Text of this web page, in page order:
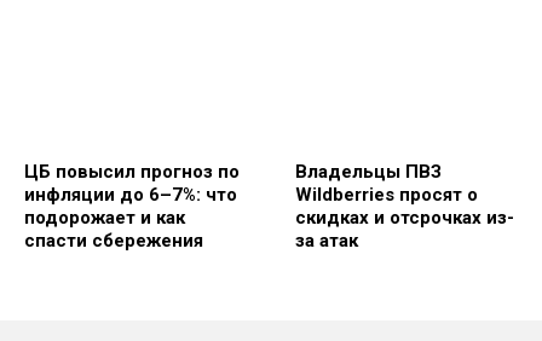
ЦБ повысил прогноз по
инфляции до 6–7%: что
подорожает и как
спасти сбережения
Владельцы ПВЗ
Wildberries просят о
скидках и отсрочках из-
за атак